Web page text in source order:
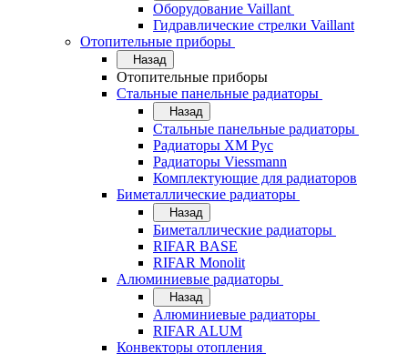
Оборудование Vaillant
Гидравлические стрелки Vaillant
Отопительные приборы
Назад
Отопительные приборы
Стальные панельные радиаторы
Назад
Стальные панельные радиаторы
Радиаторы ХМ Рус
Радиаторы Viessmann
Комплектующие для радиаторов
Биметаллические радиаторы
Назад
Биметаллические радиаторы
RIFAR BASE
RIFAR Monolit
Алюминиевые радиаторы
Назад
Алюминиевые радиаторы
RIFAR ALUM
Конвекторы отопления